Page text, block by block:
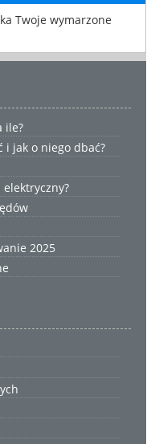
Twoje wymarzone
ile?
i jak o niego dbać?
2025